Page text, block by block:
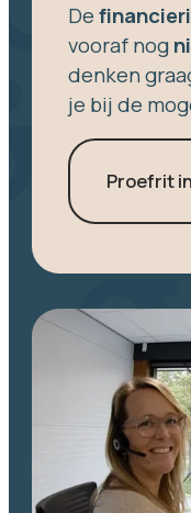
De
vooraf nog
denken
je bij de
Proefrit